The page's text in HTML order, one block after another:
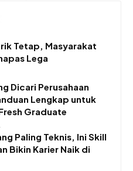
Tetap, Masyarakat
Lega
Dicari Perusahaan
Lengkap untuk
Graduate
Paling Teknis, Ini Skill
Bikin Karier Naik di